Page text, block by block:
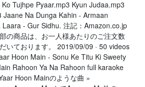
Tujhpe Pyaar.mp3 Kyun Judaa.mp3
Jaane Na Dunga Kahin - Armaan
- Gur Sidhu. 注記：Amazon.co.jp
の商品は、お一人様あたりのご注文数
いております。 2019/09/09 · 50 videos
Hoon Main - Sonu Ke Titu Ki Sweety
Rahoon Ya Na Rahoon full karaoke
Hoon Mainのような曲 »